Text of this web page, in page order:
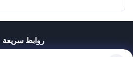
روابط سريعة